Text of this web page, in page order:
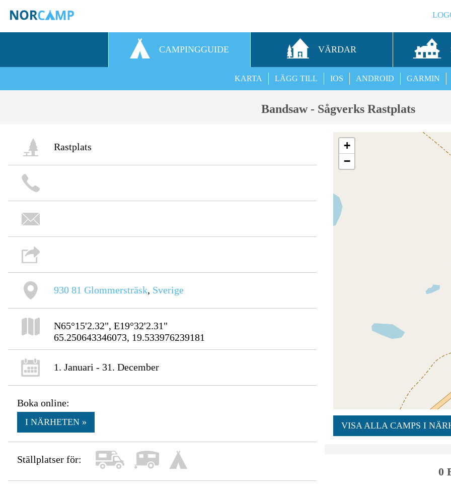
CAMPINGGUIDE VÄRDAR
GARMIN
ANDROID
IOS
LÄGG TILL
KARTA
Bandsaw - Sågverks Rastplats
Rastplats
930 81 Glommersträsk, Sverige
N65°15'2.32", E19°32'2.31"
65.250643346073, 19.533976239181
1. Januari - 31. December
Boka online:
I NÄRHETEN »
Ställplatser för:
+
−
VISA ALLA CAMPS I
0